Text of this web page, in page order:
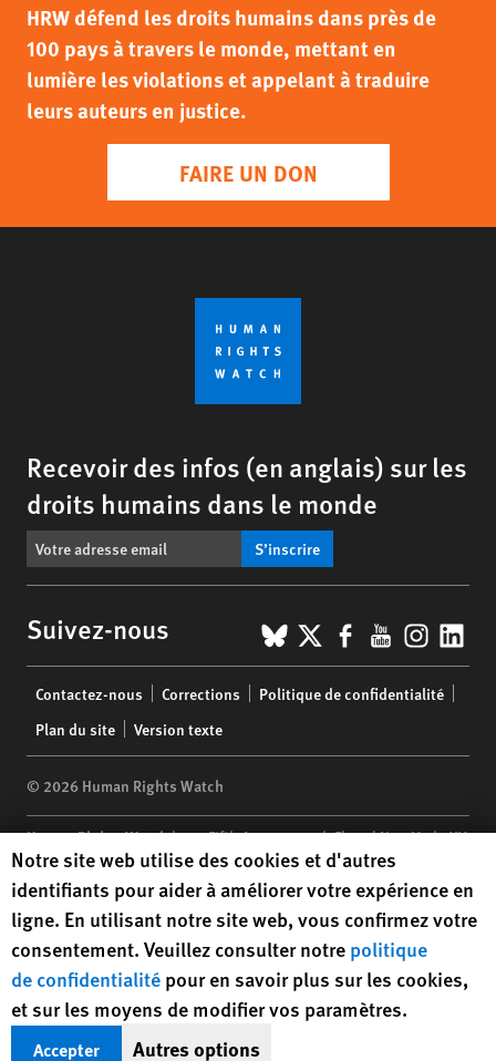
HRW défend les droits humains dans près de
100 pays à travers le monde, mettant en
lumière les violations et appelant à traduire
leurs auteurs en justice.
FAIRE UN DON
Recevoir des infos (en anglais) sur les
droits humains dans le monde
S’inscrire
Suivez-nous BlueSky
X Facebook
YouTube
menu
Contactez-nous Corrections
Politique de confidentialité
Plan du site
Version texte
© 2026 Human Rights Watch
Human Rights Watch| 350 Fifth Avenue, 34th Floor | New York,NY
10118-3299USA |t1.212.290.4700
Human Rights Watchis a 501(C)(3) nonprofit registered in the US
under EIN: 13-2875808
Human Rights Watch cookie preferences
Notre site web utilise des cookies et d'autres
identifiants pour aider à améliorer votre expérience en
ligne. En utilisant notre site web, vous confirmez votre
consentement. Veuillez consulter notre politique
de confidentialité pour en savoir plus sur les cookies,
et sur les moyens de modifier vos paramètres.
Accepter Autres options